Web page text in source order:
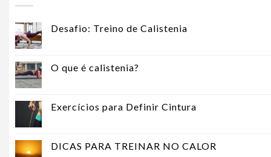
Desafio: Treino de Calistenia
O que é calistenia?
Exercícios para Definir Cintura
DICAS PARA TREINAR NO CALOR